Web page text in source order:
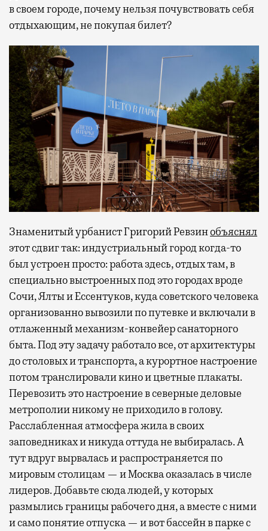
в своем городе, почему нельзя почувствовать себя
отдыхающим, не покупая билет?
Знаменитый урбанист Григорий Ревзинобъяснял
этот сдвиг так: индустриальный город когда-то
был устроен просто: работа здесь, отдых там, в
специально выстроенных под это городах вроде
Сочи, Ялты и Ессентуков, куда советского человека
организованно вывозили по путевке и включали в
отлаженный механизм-конвейер санаторного
быта. Под эту задачу работало все, от архитектуры
до столовых и транспорта, а курортное настроение
потом транслировали кино и цветные плакаты.
Перевозить это настроение в северные деловые
метрополии никому не приходило в голову.
Расслабленная атмосфера жила в своих
заповедниках и никуда оттуда не выбиралась. А
тут вдруг вырвалась и распространяется по
мировым столицам — и Москва оказалась в числе
лидеров. Добавьте сюда людей, у которых
размылись границы рабочего дня, а вместе с ними
и само понятие отпуска — и вот бассейн в парке с